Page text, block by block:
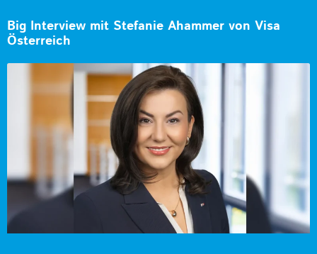
Big Interview mit Stefanie Ahammer von Visa
Österreich